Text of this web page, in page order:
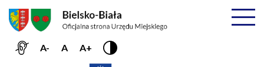
Przejdź do menu głównego
Przejdź do treści
Mapa serwisu
A- A A+